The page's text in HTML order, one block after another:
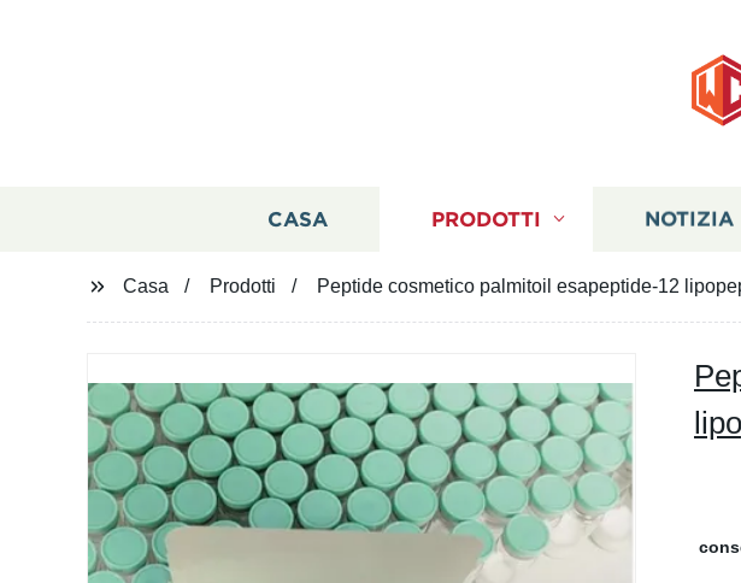
CASA PRODOTTI NOTIZIA
Casa Prodotti Peptide cosmetico palmitoil esapeptide-12